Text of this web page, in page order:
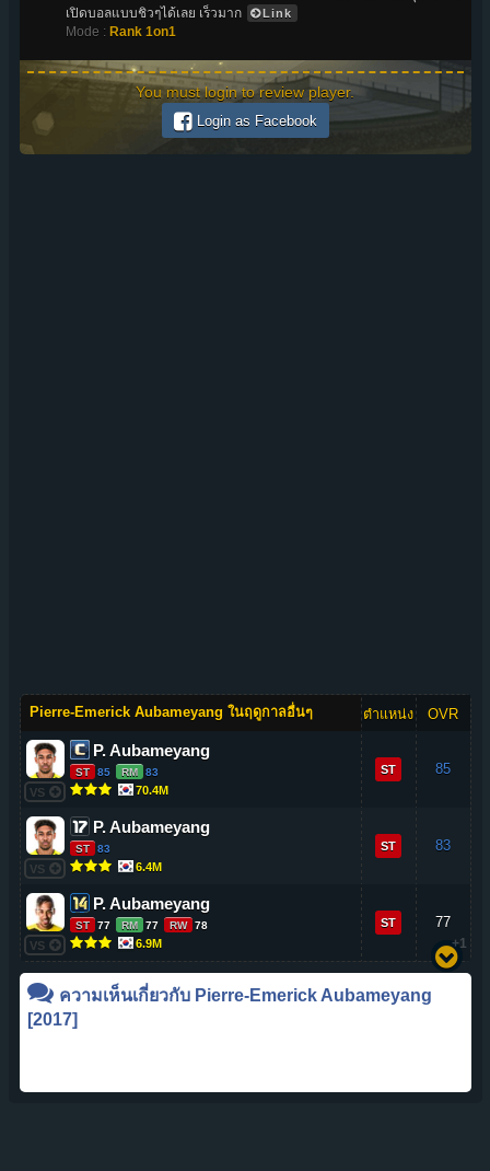
เปิดบอลแบบชิวๆได้เลย เร็วมาก
Link
Mode : Rank 1on1
You must login to review player.
Login as Facebook
Pierre-Emerick Aubameyang ในฤดูกาลอื่นๆ ตำแหน่ง OVR
VS
P. Aubameyang
ST 85 RM 83
70.4M
ST 85
VS
P. Aubameyang
ST 83
6.4M
ST 83
VS
P. Aubameyang
ST 77 RM 77 RW 78
6.9M
ST
77
+1
ความเห็นเกี่ยวกับ Pierre-Emerick Aubameyang
[2017]